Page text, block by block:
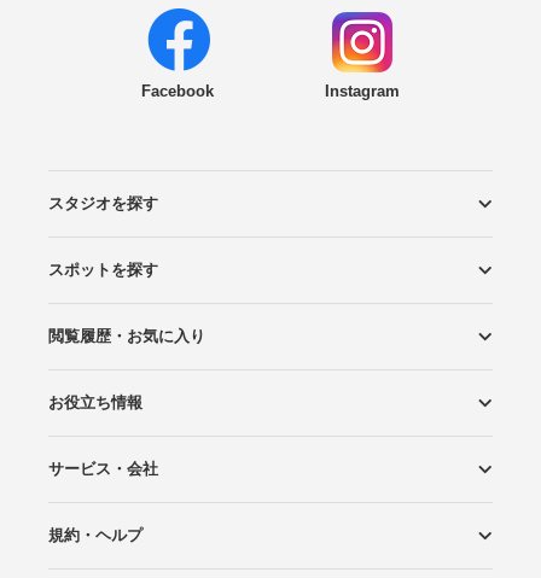
Facebook Instagram
スタジオを探す
エリアから探す
こだわりから探す
NEW PHOTO STYLE
プランから探す
フォトタイプ診断
フォトグラファーから探す
国内リゾートから探す
スポットを探す
ロケーションから探す
スタジオから探す
閲覧履歴・お気に入り
閲覧スタジオ
お気に入り
お役立ち情報
Wedding Photo マガジン
はじめてガイド
サービス・会社
Photoraitとは
スタジオの掲載について
お問い合わせ
運営会社
サイトマップ
規約・ヘルプ